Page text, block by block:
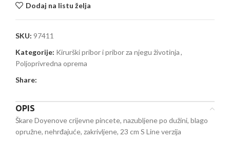
Dodaj na listu želja
SKU: 97411
Kategorije: Kirurški pribor i pribor za njegu životinja,
Poljoprivredna oprema
Share:
OPIS
Škare Doyenove crijevne pincete, nazubljene po dužini, blago
opružne, nehrđajuće, zakrivljene, 23 cm S Line verzija